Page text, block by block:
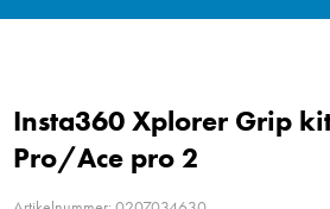
Insta360 Xplorer Grip
Pro/Ace pro 2